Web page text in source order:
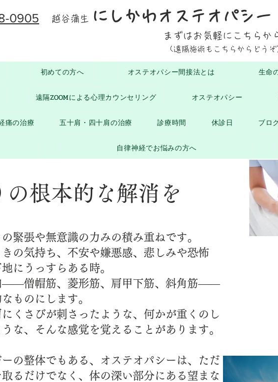
0905 越谷蒲生 にしかわオステオパシー
まずはお気軽にこちらか
(遠隔施術もこちらからどうぞ
の根本的な解消を
緊張や無意識の力みの積み重ねです。
の気持ち、不安や嫌悪感、悲しみや恐怖
にうっすらある時。
――僧帽筋、菱形筋、肩甲下筋、斜角筋――
ものにします。
くさびが刺さったような、何かが重くのし
な、そんな感覚を覚えることがあります。
の整体でもある、オステオパシーは、ただ
るだけでなく、体の深い部分にある望まな
初めての方へ オステオパシー間接法とは 生命
遠隔ZOOMによる心理カウンセリング オステオパシー
痛の治療 五十肩・四十肩の治療 診療時間 休診日 ブロ
自律神経でお悩みの方へ